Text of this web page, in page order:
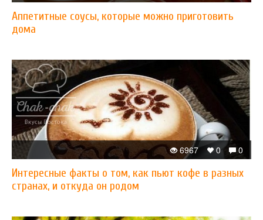
Аппетитные соусы, которые можно приготовить
дома
0
0
6967
Интересные факты о том, как пьют кофе в разных
странах, и откуда он родом